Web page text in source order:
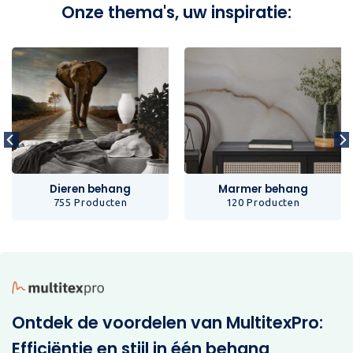
Onze thema's, uw inspiratie:
Dieren behang
755 Producten
Marmer behang
120 Producten
Ontdek de voordelen van MultitexPro: